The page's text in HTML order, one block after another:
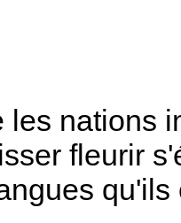
les nations
fleurir
qu'ils